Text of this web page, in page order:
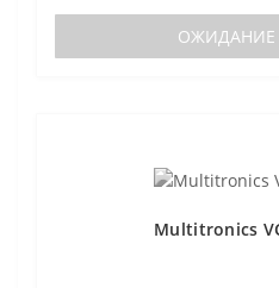
ОЖИДАНИЕ
Multitronics